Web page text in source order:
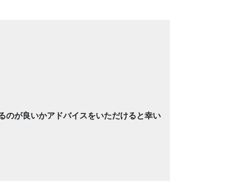
が良いかアドバイスをいただけると幸い